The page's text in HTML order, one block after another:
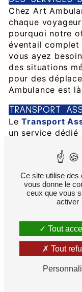
Chez Art
chaque
pourquoi notre
éventail
vous ayez
des situations
pour des
Ambulance est
TRANSPORT
LeTransport
un service dédié
réduite ou
particulière.
équipés pour
le trajet. Les
formés pour
toute sécurité
les
nécessaire.
FLOTTE DE
La qualité et la
fondamentaux
Ce site utilise des
vous donne le
ceux que vous
activer
Tout
Tout